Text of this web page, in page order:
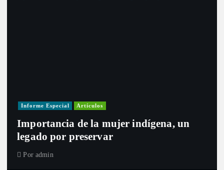
Informe Especial Artículos
Importancia de la mujer indígena, un
legado por preservar
Por admin